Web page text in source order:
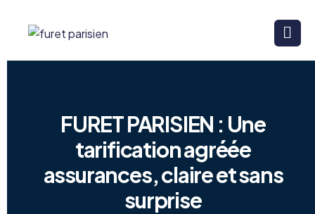
FURET PARISIEN : Une
tarification agréée
assurances, claire et sans
surprise